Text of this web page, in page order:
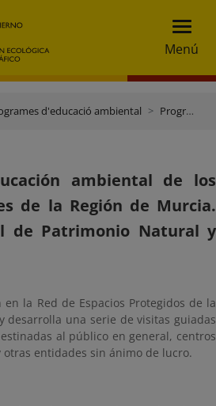
Menú
d'educació ambiental Programes d'altres entitats
ambiental de los
de la Región de Murcia.
de Patrimonio Natural y
la Red de Espacios Protegidos de la
desarrolla una serie de visitas guiadas
al público en general, centros
otras entidades sin ánimo de lucro.